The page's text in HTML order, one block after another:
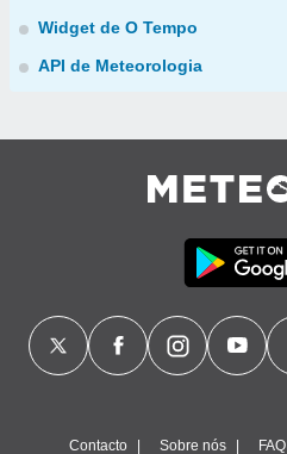
Widget de O Tempo
API de Meteorologia
Contacto Sobre nós FAQ